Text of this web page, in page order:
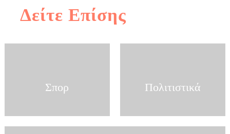
Δείτε Επίσης
Σπορ Πολιτιστικά